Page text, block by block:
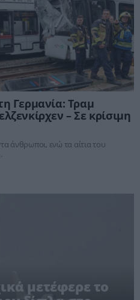
Γερμανία: Τραμ
– Σε κρίσιμη
άνθρωποι, ενώ τα αίτια του
μετέφερε το